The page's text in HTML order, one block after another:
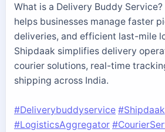
What is a Delivery Buddy
helps businesses manage faster
deliveries, and efficient last-mile
Shipdaak simplifies delivery
courier solutions, real-time
shipping across India.
#Deliverybuddyservice #Shipdaak
#LogisticsAggregator